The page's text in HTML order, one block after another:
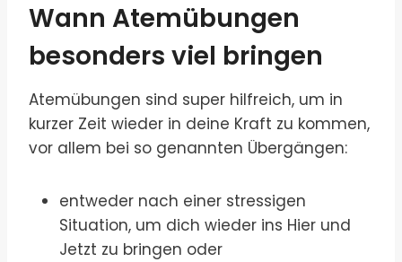
Wann Atemübungen
besonders viel bringen
Atemübungen sind super hilfreich, um in
kurzer Zeit wieder in deine Kraft zu kommen,
vor allem bei so genannten Übergängen:
entweder nach einer stressigen
Situation, um dich wieder ins Hier und
Jetzt zu bringen oder